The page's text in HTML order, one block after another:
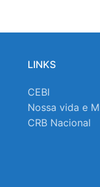
LINKS
CEBI
Nossa vida e
CRB Nacional